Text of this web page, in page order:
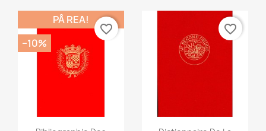
PÅ REA!
−10%
favorite_border favorite_border